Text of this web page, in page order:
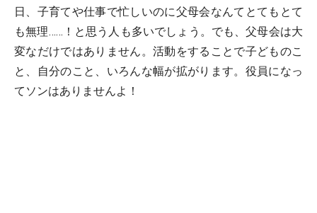
日、子育てや仕事で忙しいのに父母会なんてとてもとて
も無理……！と思う人も多いでしょう。でも、父母会は大
変なだけではありません。活動をすることで子どものこ
と、自分のこと、いろんな幅が拡がります。役員になっ
てソンはありませんよ！